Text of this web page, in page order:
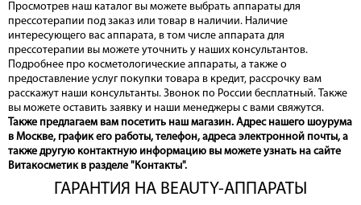
Просмотрев наш каталог вы можете выбрать аппараты для
прессотерапии под заказ или товар в наличии. Наличие
интересующего вас аппарата, в том числе аппарата для
прессотерапии вы можете уточнить у наших консультантов.
Подробнее про косметологические аппараты, а также о
предоставление услуг покупки товара в кредит, рассрочку вам
расскажут наши консультанты. Звонок по России бесплатный. Также
вы можете оставить заявку и наши менеджеры с вами свяжутся.
Также предлагаем вам посетить наш магазин. Адрес нашего шоурума
в Москве, график его работы, телефон, адреса электронной почты, а
также другую контактную информацию вы можете узнать на сайте
Витакосметик в разделе "Контакты".
ГАРАНТИЯ НА BEAUTY-АППАРАТЫ